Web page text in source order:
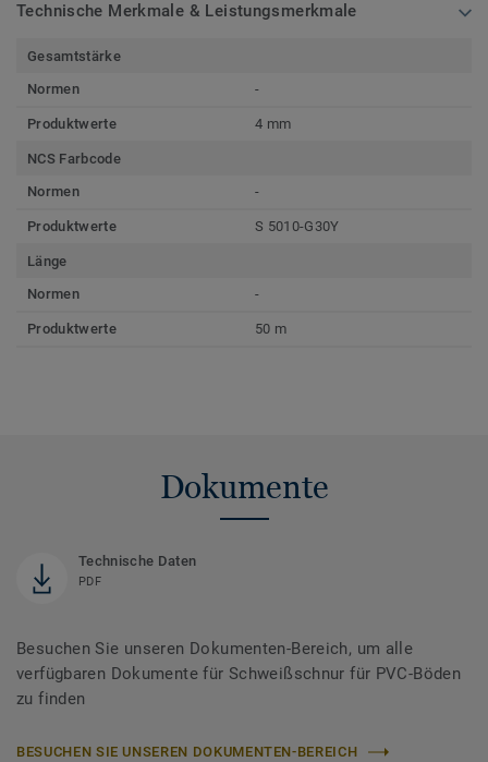
Technische Merkmale & Leistungsmerkmale
Gesamtstärke
Normen
-
Produktwerte 4 mm
NCS Farbcode
Normen
-
Produktwerte S 5010-G30Y
Länge
Normen
-
Produktwerte 50 m
Dokumente
Technische Daten
PDF
Besuchen Sie unseren Dokumenten-Bereich, um alle
verfügbaren Dokumente für Schweißschnur für PVC-Böden
zu finden
BESUCHEN SIE UNSEREN DOKUMENTEN-BEREICH